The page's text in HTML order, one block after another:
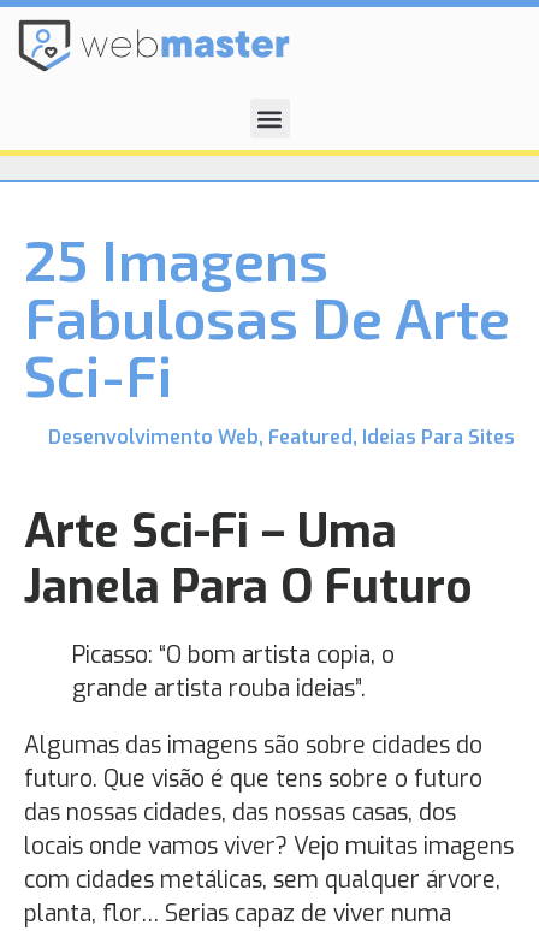
25 Imagens
Fabulosas De Arte
Sci-Fi
Desenvolvimento Web, Featured, Ideias Para Sites
Arte Sci-Fi – Uma
Janela Para O Futuro
Picasso: “O bom artista copia, o
grande artista rouba ideias”.
Algumas das imagens são sobre cidades do
futuro. Que visão é que tens sobre o futuro
das nossas cidades, das nossas casas, dos
locais onde vamos viver? Vejo muitas imagens
com cidades metálicas, sem qualquer árvore,
planta, flor… Serias capaz de viver numa